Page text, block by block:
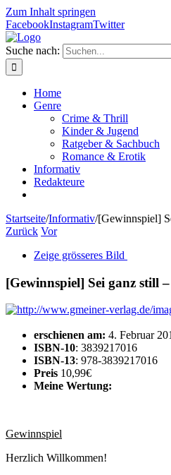
Zum Inhalt springen
FacebookInstagramTwitter
Suche nach:
Home
Genre
Crime & Thrill
Kinder & Jugend
Ratgeber & Sachbuch
Romance & Erotik
Informativ
Redakteure
Startseite/Informativ/[Gewinnspiel]
Zurück Vor
Zeige grösseres Bild
[Gewinnspiel] Sei ganz still
erschienen am: 4. Februar
ISBN-10: 3839217016
ISBN-13: 978-3839217016
Preis 10,99€
Meine Wertung:
Gewinnspiel
Herzlich Willkommen!